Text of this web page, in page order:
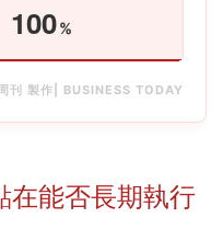
100%
刊 製作| BUSINESS TODAY
在能否長期執行